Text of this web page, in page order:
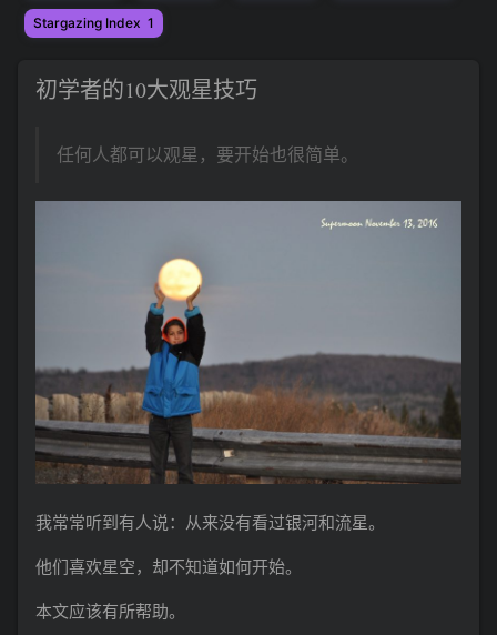
Stargazing Index 1
初学者的10大观星技巧
任何人都可以观星，要开始也很简单。
我常常听到有人说：从来没有看过银河和流星。
他们喜欢星空，却不知道如何开始。
本文应该有所帮助。